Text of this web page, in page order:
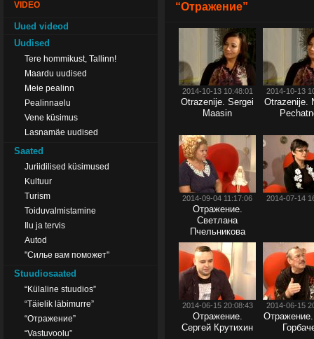
VIDEO
Uued videod
Uudised
Tere hommikust, Tallinn!
Maardu uudised
Meie pealinn
Pealinnaelu
Vene küsimus
Lasnamäe uudised
Saated
Juriidilised küsimused
Kultuur
Turism
Toiduvalmistamine
Ilu ja tervis
Autod
"Силье вам поможет"
Stuudiosaated
“Külaline stuudios”
“Täielik läbimurre”
“Отражение”
“Vastuvoolu”
“Отражение”
2014-10-13 10:48:01
Otrazenije. Sergei
Maasin
2014-10-13
Otrazenije.
2014-09-04 11:17:06
Отражение.
Светлана
Пчельникова
2014-07-14
2014-06-15 20:08:43
Отражение.
Сергей Крутихин
2014-06-15